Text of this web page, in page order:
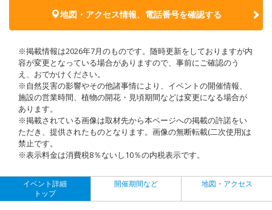
地図・アクセス情報、電話番号を確認する
※掲載情報は2026年7月のものです。随時更新をしておりますが内
容が変更となっている場合がありますので、事前にご確認のう
え、おでかけください。
※自然災害の影響やその他諸事情により、イベントの開催情報、
施設の営業時間、植物の開花・見頃期間などは変更になる場合が
あります。
※掲載されている画像は取材先から本ページへの掲載の許諾をい
ただき、提供されたものとなります。画像の無断転載(二次使用)は
禁止です。
※表示料金は消費税8％ないし10％の内税表示です。
イベント詳細
トップ
開催期間など 地図・アクセス